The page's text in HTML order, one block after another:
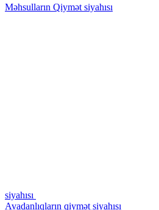
Məhsulların Qiymət siyahısı
siyahısı
Avadanlıqların qiymət siyahısı